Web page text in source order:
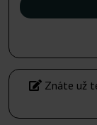
Znáte už